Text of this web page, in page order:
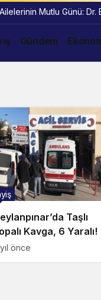
Mutlu Günü:
Gündem
Taşlı
Kavga, 6 Yaralı!
önce